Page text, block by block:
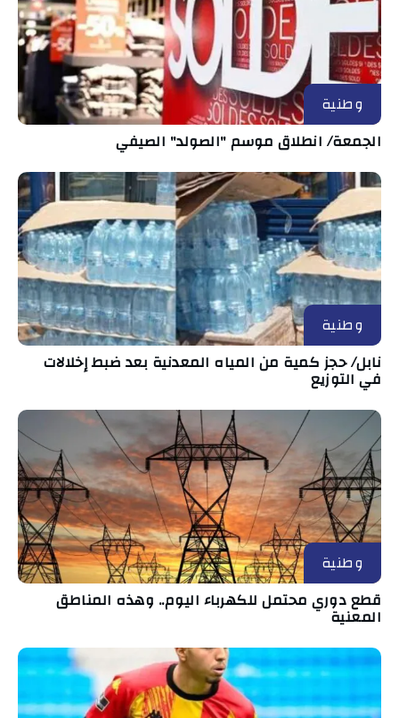
وطنية
الجمعة/ انطلاق موسم "الصولد" الصيفي
وطنية
نابل/ حجز كمية من المياه المعدنية بعد ضبط إخلالات
في التوزيع
وطنية
قطع دوري محتمل للكهرباء اليوم.. وهذه المناطق
المعنية